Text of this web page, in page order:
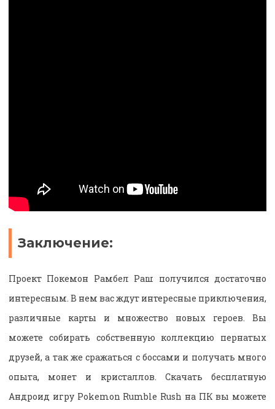
Заключение:
Проект Покемон Рамбел Раш получился достаточно
интересным. В нем вас ждут интересные приключения,
различные карты и множество новых героев. Вы
можете собирать собственную коллекцию пернатых
друзей, а так же сражаться с боссами и получать много
опыта, монет и кристаллов. Скачать бесплатную
Андроид игру Pokemon Rumble Rush на ПК вы можете